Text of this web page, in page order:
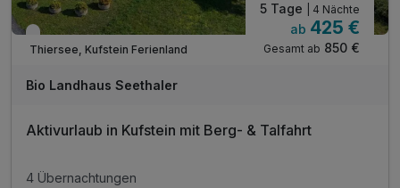
Nur noch bis Oktober
Thiersee, Kufstein Ferienland
5 Tage | 4 Nächte
ab 425 €
Gesamt ab 850 €
Bio Landhaus Seethaler
Aktivurlaub in Kufstein mit Berg- & Talfahrt
4 Übernachtungen